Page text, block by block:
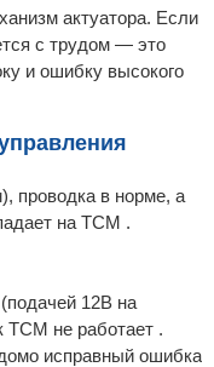
актуатора. Если
с трудом — это
и ошибку высокого
проводка в норме, а
на TCM .
12В на
TCM не работает .
исправный ошибка